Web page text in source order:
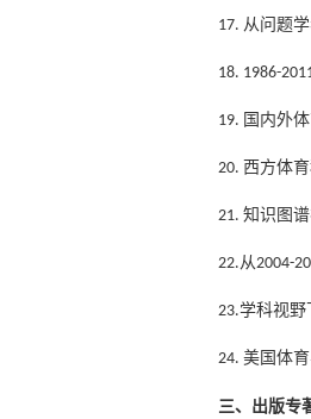
17. 从问题
18. 1986-
19. 国内外
20. 西方体
21. 知识图
22.从2004-
23.学科视
24. 美国体
三、出版专